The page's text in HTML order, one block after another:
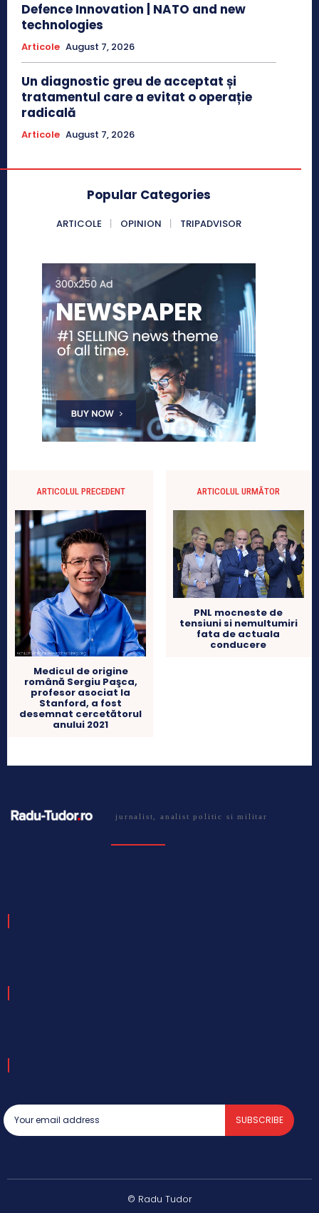
Defence Innovation | NATO and new
technologies
Articole August 7, 2026
Un diagnostic greu de acceptat și
tratamentul care a evitat o operație
radicală
Articole August 7, 2026
Popular Categories
ARTICOLE OPINION TRIPADVISOR
ARTICOLUL PRECEDENT
Medicul de origine
română Sergiu Paşca,
profesor asociat la
Stanford, a fost
desemnat cercetătorul
anului 2021
ARTICOLUL URMĂTOR
PNL mocneste de
tensiuni si nemultumiri
fata de actuala
conducere
jurnalist, analist politic si militar
SUBSCRIBE
© Radu Tudor